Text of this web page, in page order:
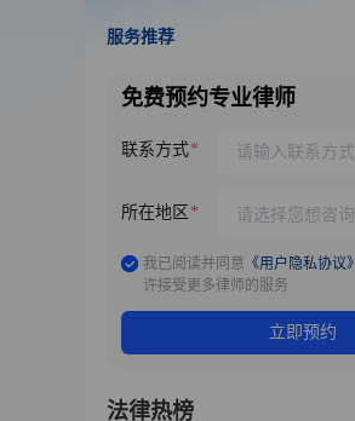
服务推荐
免费预约专业律师
联系方式
所在地区
我已阅读并同意 《用户隐私协议》
许接受更多律师的服务
立即预约
法律热榜